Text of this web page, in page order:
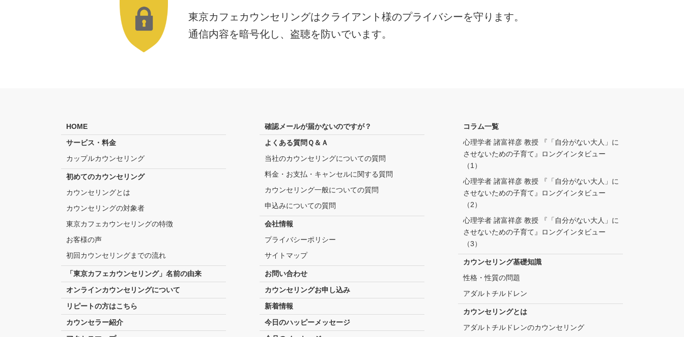
東京カフェカウンセリングはクライアント様のプライバシーを守ります。
通信内容を暗号化し、盗聴を防いでいます。
HOME
サービス・料金
カップルカウンセリング
初めてのカウンセリング
カウンセリングとは
カウンセリングの対象者
東京カフェカウンセリングの特徴
お客様の声
初回カウンセリングまでの流れ
「東京カフェカウンセリング」名前の由来
オンラインカウンセリングについて
リピートの方はこちら
カウンセラー紹介
確認メールが届かないのですが？
よくある質問Ｑ＆Ａ
当社のカウンセリングについての質問
料金・お支払・キャンセルに関する質問
カウンセリング一般についての質問
申込みについての質問
会社情報
プライバシーポリシー
サイトマップ
お問い合わせ
カウンセリングお申し込み
新着情報
今日のハッピーメッセージ
コラム一覧
心理学者 諸富祥彦 教授 『「自分がない大人」に
させないための子育て』ロングインタビュー
（1）
心理学者 諸富祥彦 教授 『「自分がない大人」に
させないための子育て』ロングインタビュー
（2）
心理学者 諸富祥彦 教授 『「自分がない大人」に
させないための子育て』ロングインタビュー
（3）
カウンセリング基礎知識
性格・性質の問題
アダルトチルドレン
カウンセリングとは
アダルトチルドレンのカウンセリング